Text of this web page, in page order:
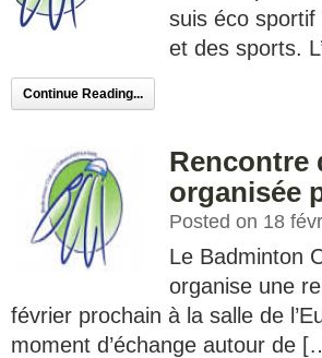
suis éco
et des sports.
Continue Reading...
Rencontre
organisée
Posted on 18
Le Badminton
organise une
février prochain à la salle de
moment d’échange autour de